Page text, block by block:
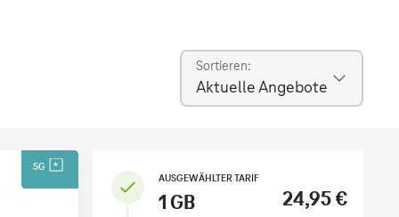
Sortieren
Aktuelle Angebote
5G
AUSGEWÄHLTER TARIF
1 GB 24,95 €